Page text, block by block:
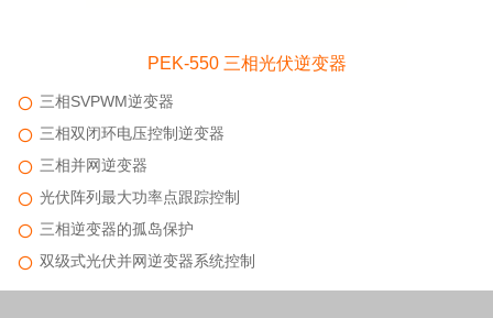
PEK-550 三相光伏逆变器
三相SVPWM逆变器
三相双闭环电压控制逆变器
三相并网逆变器
光伏阵列最大功率点跟踪控制
三相逆变器的孤岛保护
双级式光伏并网逆变器系统控制